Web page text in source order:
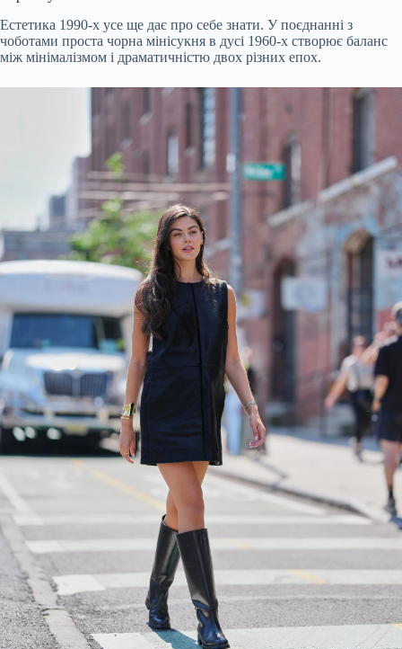
Естетика 1990-х усе ще дає про себе знати. У поєднанні з
чоботами проста чорна мінісукня в дусі 1960-х створює баланс
між мінімалізмом і драматичністю двох різних епох.